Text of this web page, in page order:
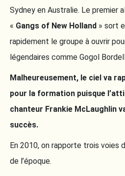
Sydney en Australie. Le premier
« Gangs of New Holland » sort
rapidement le groupe à ouvrir
légendaires comme Gogol
Malheureusement, le ciel va
pour la formation puisque
chanteur Frankie McLaughlin
succès.
En 2010, on rapporte trois voies
de l’époque.